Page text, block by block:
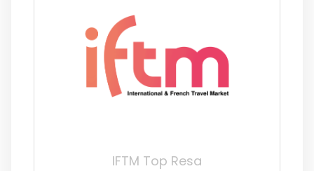
IFTM Top Resa